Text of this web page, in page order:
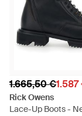
1.665,50 €
Rick Owens
Lace-Up Boots -